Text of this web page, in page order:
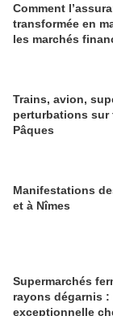
Comment
transformée en
les marchés
Trains, avion,
perturbations
Pâques
Manifestations
et à Nîmes
Supermarchés
rayons dégarnis :
exceptionnelle